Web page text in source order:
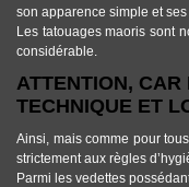
son apparence simple et
Les tatouages maoris sont
considérable.
ATTENTION,
TECHNIQUE ET
Ainsi, mais comme pour
strictement aux règles
Parmi les vedettes